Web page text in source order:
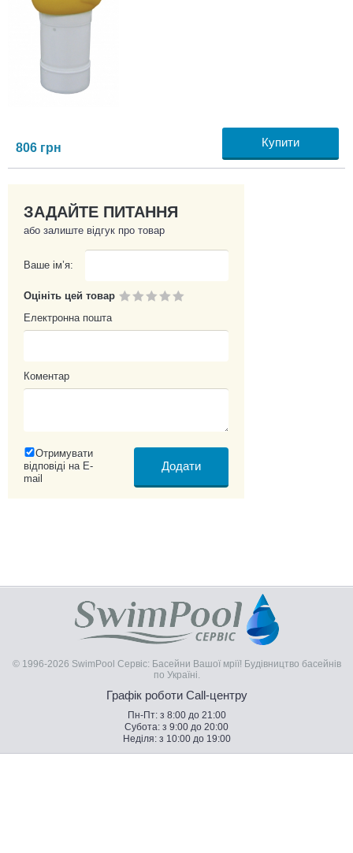
806 грн Купити
ЗАДАЙТЕ ПИТАННЯ
або залиште відгук про товар
Ваше ім’я:
Оцініть цей товар
Електронна пошта
Коментар
Отримувати
відповіді на E-
mail
© 1996-2026 SwimPool Сервіс: Басейни Вашої мрії! Будівництво басейнів
по Україні.
Графік роботи Call-центру
Пн-Пт: з 8:00 до 21:00
Субота: з 9:00 до 20:00
Неділя: з 10:00 до 19:00